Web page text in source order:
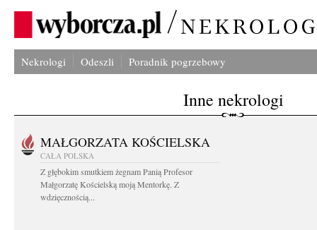
Nekrologi Odeszli Poradnik pogrzebowy
Inne nekrologi
MAŁGORZATA KOŚCIELSKA
CAŁA POLSKA
Z głębokim smutkiem żegnam Panią Profesor
Małgorzatę Kościelską moją Mentorkę. Z
wdzięcznością...